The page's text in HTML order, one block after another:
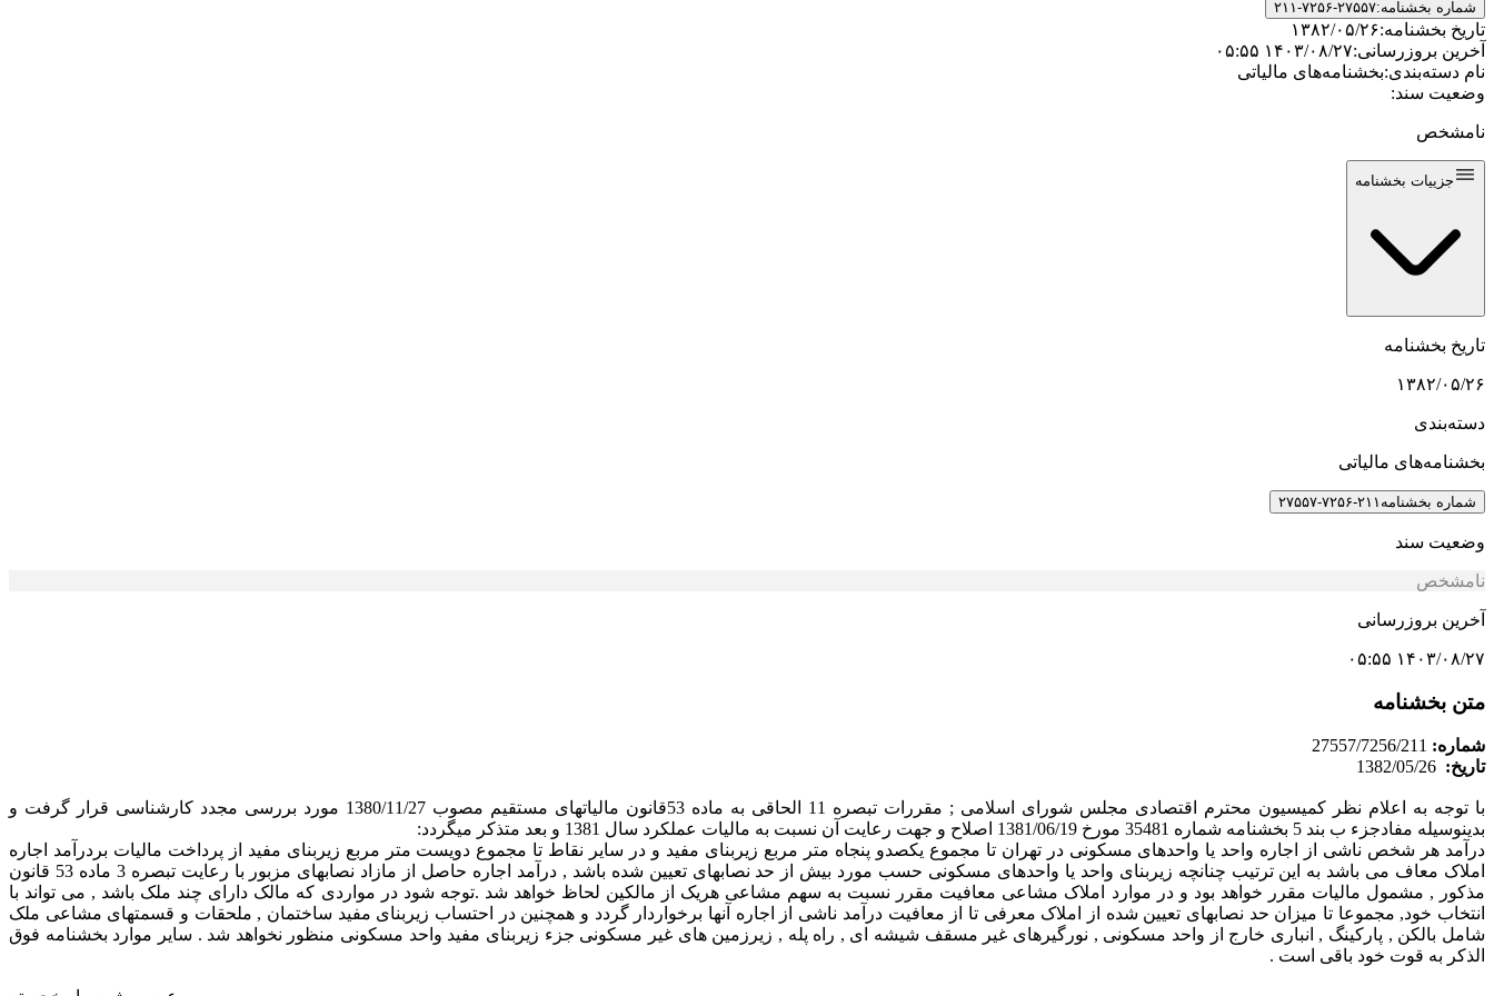
شماره بخشنامه:۲۱۱-۷۲۵۶-۲۷۵۵۷
تاریخ بخشنامه:۱۳۸۲/۰۵/۲۶
آخرین بروزرسانی:۱۴۰۳/۰۸/۲۷ ۰۵:۵۵
نام دسته‌بندی:بخشنامه‌های مالیاتی
وضعیت سند:
نامشخص
جزییات بخشنامه
تاریخ بخشنامه
۱۳۸۲/۰۵/۲۶
دسته‌بندی
بخشنامه‌های مالیاتی
شماره بخشنامه ۲۱۱-۷۲۵۶-۲۷۵۵۷
وضعیت سند
نامشخص
آخرین بروزرسانی
۱۴۰۳/۰۸/۲۷ ۰۵:۵۵
متن بخشنامه
شماره: 27557/7256/211
تاریخ:
با توجه به اعلام نظر کمیسیون محترم اقتصادی مجلس شورای اسلامی ; مقررات تبصره 11 الحاقی به ماده 53قانون مالیاتهای مستقیم مصوب 1380/11/27 مورد بررسی مجدد کارشناسی قرار گرفت و
بدینوسیله مفادجزء ب بند 5 بخشنامه شماره 35481 مورخ 1381/06/19 اصلاح و جهت رعایت آن نسبت به مالیات عملکرد سال 1381 و بعد متذکر میگردد:
درآمد هر شخص ناشی از اجاره واحد یا واحدهای مسکونی در تهران تا مجموع یکصدو پنجاه متر مربع زیربنای مفید و در سایر نقاط تا مجموع دویست متر مربع زیربنای مفید از پرداخت مالیات بردرآمد اجاره
املاک معاف می باشد به این ترتیب چنانچه زیربنای واحد یا واحدهای مسکونی حسب مورد بیش از حد نصابهای تعیین شده باشد , درآمد اجاره حاصل از مازاد نصابهای مزبور با رعایت تبصره 3 ماده 53 قانون
مذکور , مشمول مالیات مقرر خواهد بود و در موارد املاک مشاعی معافیت مقرر نسبت به سهم مشاعی هریک از مالکین لحاظ خواهد شد .توجه شود در مواردی که مالک دارای چند ملک باشد , می تواند با
انتخاب خود, مجموعا تا میزان حد نصابهای تعیین شده از املاک معرفی تا از معافیت درآمد ناشی از اجاره آنها برخواردار گردد و همچنین در احتساب زیربنای مفید ساختمان , ملحقات و قسمتهای مشاعی ملک
شامل بالکن , پارکینگ , انباری خارج از واحد مسکونی , نورگیرهای غیر مسقف شیشه ای , راه پله , زیرزمین های غیر مسکونی جزء زیربنای مفید واحد مسکونی منظور نخواهد شد . سایر موارد بخشنامه فوق
الذکر به قوت خود باقی است .